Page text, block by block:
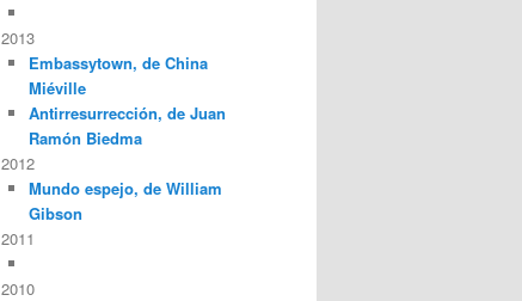
2013
Embassytown, de China
Miéville
Antirresurrección, de Juan
Ramón Biedma
2012
Mundo espejo, de William
Gibson
2011
2010